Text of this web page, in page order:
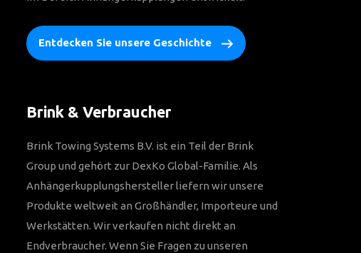
Entdecken Sie unsere Geschichte
Brink & Verbraucher
Brink Towing Systems B.V. ist ein Teil der Brink
Group und gehört zur DexKo Global-Familie. Als
Anhängerkupplungshersteller liefern wir unsere
Produkte weltweit an Großhändler, Importeure und
Werkstätten. Wir verkaufen nicht direkt an
Endverbraucher. Wenn Sie Fragen zu unseren